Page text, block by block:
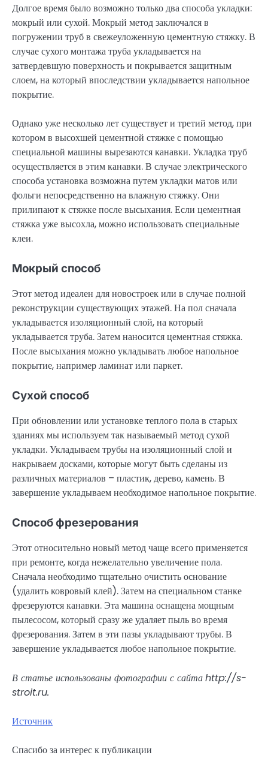
Долгое время было возможно только два способа укладки:
мокрый или сухой. Мокрый метод заключался в
погружении труб в свежеуложенную цементную стяжку. В
случае сухого монтажа труба укладывается на
затвердевшую поверхность и покрывается защитным
слоем, на который впоследствии укладывается напольное
покрытие.
Однако уже несколько лет существует и третий метод, при
котором в высохшей цементной стяжке с помощью
специальной машины вырезаются канавки. Укладка труб
осуществляется в этим канавки. В случае электрического
способа установка возможна путем укладки матов или
фольги непосредственно на влажную стяжку. Они
прилипают к стяжке после высыхания. Если цементная
стяжка уже высохла, можно использовать специальные
клеи.
Мокрый способ
Этот метод идеален для новостроек или в случае полной
реконструкции существующих этажей. На пол сначала
укладывается изоляционный слой, на который
укладывается труба. Затем наносится цементная стяжка.
После высыхания можно укладывать любое напольное
покрытие, например ламинат или паркет.
Сухой способ
При обновлении или установке теплого пола в старых
зданиях мы используем так называемый метод сухой
укладки. Укладываем трубы на изоляционный слой и
накрываем досками, которые могут быть сделаны из
различных материалов – пластик, дерево, камень. В
завершение укладываем необходимое напольное покрытие.
Способ фрезерования
Этот относительно новый метод чаще всего применяется
при ремонте, когда нежелательно увеличение пола.
Сначала необходимо тщательно очистить основание
(удалить ковровый клей). Затем на специальном станке
фрезеруются канавки. Эта машина оснащена мощным
пылесосом, который сразу же удаляет пыль во время
фрезерования. Затем в эти пазы укладывают трубы. В
завершение укладывается любое напольное покрытие.
В статье использованы фотографии с сайтаhttp://s-
stroit.ru.
Источник
Спасибо за интерес к публикации